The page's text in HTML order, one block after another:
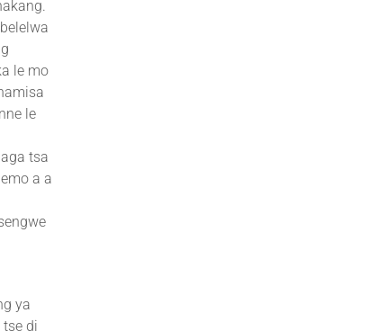
le mo
le
tsa
a a
ya
di